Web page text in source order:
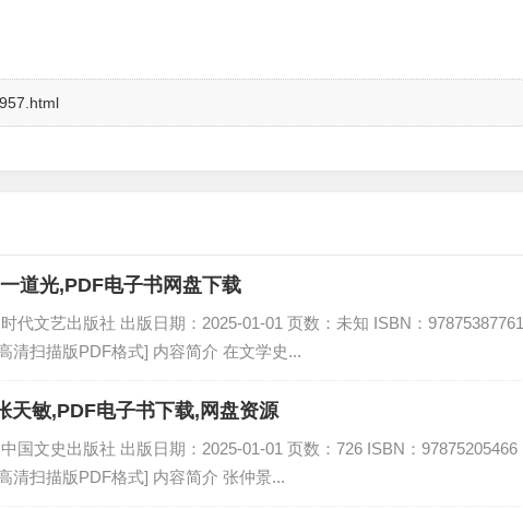
道光,PDF电子书网盘下载
代文艺出版社 出版日期：2025-01-01 页数：未知 ISBN：97875387761
清扫描版PDF格式] 内容简介 在文学史...
天敏,PDF电子书下载,网盘资源
国文史出版社 出版日期：2025-01-01 页数：726 ISBN：97875205466
清扫描版PDF格式] 内容简介 张仲景...